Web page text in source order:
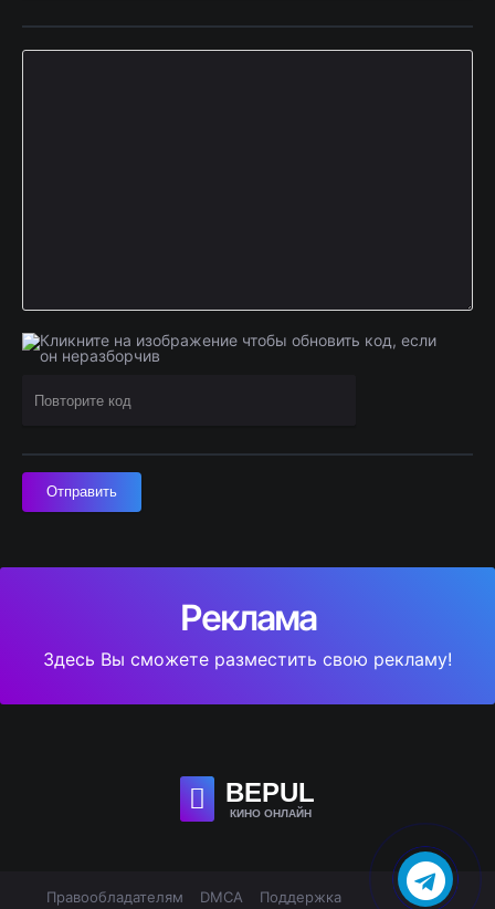
Отправить
Реклама
Здесь Вы сможете разместить свою рекламу!
BEPUL
КИНО ОНЛАЙН
Правообладателям DMCA
Поддержка